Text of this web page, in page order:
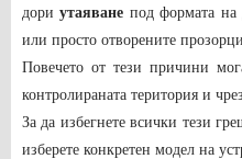
дориутаяване под формата
или просто отворените
Повечето от тези причини
контролираната територия и
За да избегнете всички тези
изберете конкретен модел на